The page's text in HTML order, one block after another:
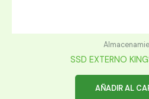
SSD EXTERNO
AÑADIR AL